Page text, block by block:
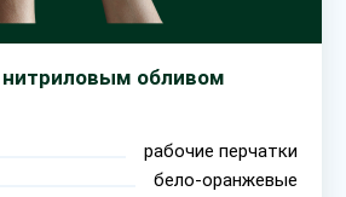
обливом
рабочие перчатки
бело-оранжевые